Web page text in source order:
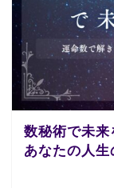
数秘術で未
あなたの人